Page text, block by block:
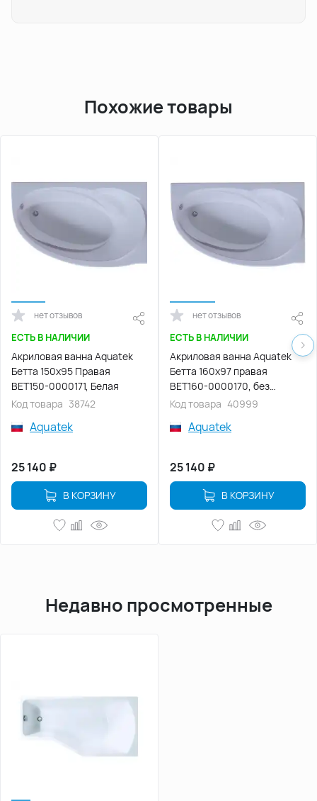
Похожие товары
нет отзывов
ЕСТЬ В НАЛИЧИИ
Акриловая ванна Aquatek
Бетта 150х95 Правая
BET150-0000171, Белая
Код товара 38742
Aquatek
25 140 ₽
В КОРЗИНУ
нет отзывов
ЕСТЬ В НАЛИЧИИ
Акриловая ванна Aquatek
Бетта 160х97 правая
BET160-0000170, без
панелей, каркаса и слив-
Код товара 40999
Aquatek
25 140 ₽
В КОРЗИНУ
Недавно просмотренные